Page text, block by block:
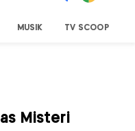
MUSIK TV SCOOP
Misteri